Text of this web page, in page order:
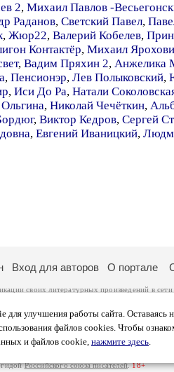
2, Михаил Павлов -
Раданов, Светский Павел,
, Жюр22, Валерий Кобелев,
Контактёр, Михаил
, Вадим Пряхин 2, Анжелика
, Пенсионэр, Лев Полыковский,
, Иси До Ра, Натали
, Николай Чечёткин,
, Виктор Кедров, Сергей
, Евгений Иваницкий,
улучшения работы сайта. Оставаясь
файлов cookies. Чтобы
и файлов cookie, нажмите здесь.
Вход для авторов О портале
своих литературных произведений в
произведений возможна только с
на основании
. Вы также можете посмотреть более
которые в общей сумме просматривают
цифры: количество просмотров и
Российского союза писателей.18+